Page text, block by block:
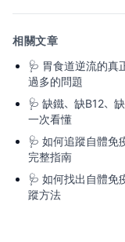
相關文章
🩺 胃食道逆流的真
過多的問題
🩺 缺鐵、缺B12、
一次看懂
🩺 如何追蹤自體免
完整指南
🩺 如何找出自體免
蹤方法